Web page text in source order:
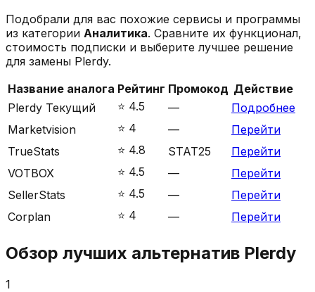
Подобрали для вас похожие сервисы и программы
из категории Аналитика. Сравните их функционал,
стоимость подписки и выберите лучшее решение
для замены Plerdy.
Название аналога Рейтинг Промокод Действие
Plerdy Текущий ⭐️ 4.5 —
Подробнее
Marketvision
⭐️ 4 —
Перейти
TrueStats
⭐️ 4.8 STAT25
Перейти
VOTBOX
⭐️ 4.5 —
Перейти
SellerStats
⭐️ 4.5 —
Перейти
Corplan
⭐️ 4 — Перейти
Обзор лучших альтернатив Plerdy
1